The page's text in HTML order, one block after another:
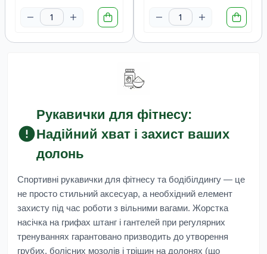
Рукавички для фітнесу:
Надійний хват і захист ваших
долонь
Спортивні рукавички для фітнесу та бодібілдингу — це
не просто стильний аксесуар, а необхідний елемент
захисту під час роботи з вільними вагами. Жорстка
насічка на грифах штанг і гантелей при регулярних
тренуваннях гарантовано призводить до утворення
грубих, болісних мозолів і тріщин на долонях (що